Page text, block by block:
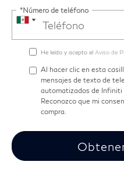
*Número de teléfono
He leído y acepto el Aviso de
Al hacer clic en esta
mensajes de texto de
automatizados de Infiniti
Reconozco que mi
compra.